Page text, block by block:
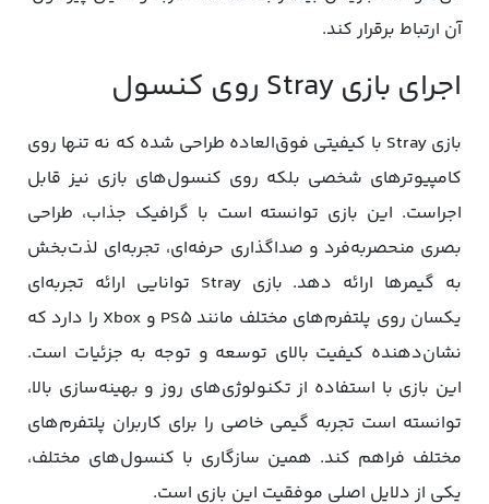
آن ارتباط برقرار کند.
اجرای بازی Stray روی کنسول
بازی Stray با کیفیتی فوق‌العاده طراحی شده که نه تنها روی
کامپیوتر‌های شخصی بلکه روی کنسول‌های بازی نیز قابل
اجراست. این بازی توانسته است با گرافیک جذاب، طراحی
بصری منحصربه‌فرد و صداگذاری حرفه‌ای، تجربه‌ای لذت‌بخش
به گیمرها ارائه دهد. بازی Stray توانایی ارائه تجربه‌ای
یکسان روی پلتفرم‌های مختلف مانند PS5 و Xbox را دارد که
نشان‌دهنده کیفیت بالای توسعه و توجه به جزئیات است.
این بازی با استفاده از تکنولوژی‌های روز و بهینه‌سازی بالا،
توانسته است تجربه گیمی خاصی را برای کاربران پلتفرم‌های
مختلف فراهم کند. همین سازگاری با کنسول‌های مختلف،
یکی از دلایل اصلی موفقیت این بازی است.